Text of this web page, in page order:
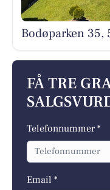
Bodøparken 35,
FÅ TRE
Telefonnummer *
Email *